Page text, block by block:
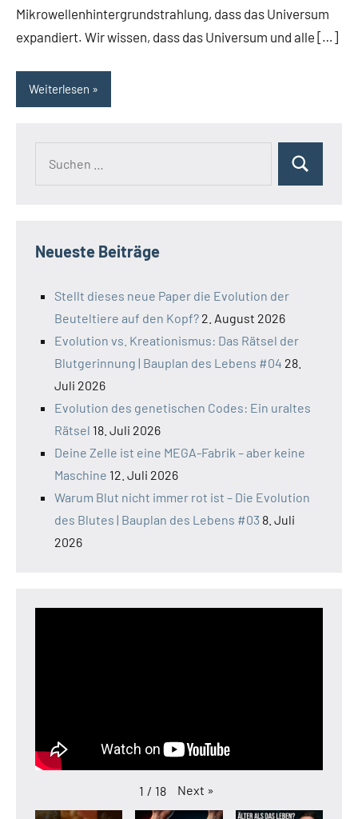
Mikrowellenhintergrundstrahlung, dass das Universum
expandiert. Wir wissen, dass das Universum und alle […]
Weiterlesen
Suchen
Neueste Beiträge
Stellt dieses neue Paper die Evolution der
Beuteltiere auf den Kopf? 2. August 2026
Evolution vs. Kreationismus: Das Rätsel der
Blutgerinnung | Bauplan des Lebens #04 28.
Juli 2026
Evolution des genetischen Codes: Ein uraltes
Rätsel 18. Juli 2026
Deine Zelle ist eine MEGA-Fabrik – aber keine
Maschine 12. Juli 2026
Warum Blut nicht immer rot ist – Die Evolution
des Blutes | Bauplan des Lebens #03 8. Juli
2026
1 / 18 Next »